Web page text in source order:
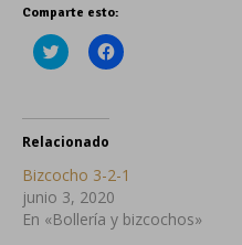
Comparte esto:
Haz
clic
Twitter
(Se
abre
una
ventana
nueva)
Haz
clic
una
Relacionado
Bizcocho 3-2-1
junio 3, 2020
En «Bollería y bizcochos»